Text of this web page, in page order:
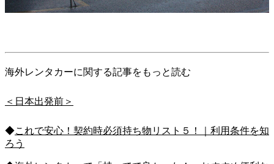
海外レンタカーに関する記事をもっと読む
＜日本出発前＞
◆これで安心！契約時必須持ち物リスト５！｜利用条件を知
ろう